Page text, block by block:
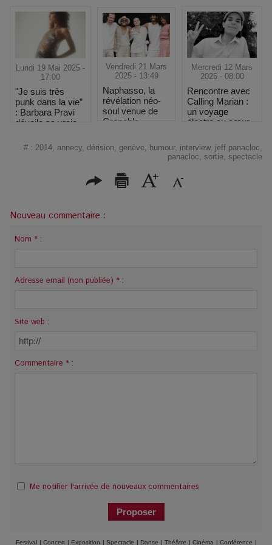
Lundi 19 Mai 2025 -
17:00
"Je suis très
punk dans la vie”
: Barbara Pravi
dévoile sa vraie
Printemps de
Bourges
Vendredi 21 Mars
2025 - 13:49
Naphasso, la
révélation néo-
soul venue de
Grenoble
Mercredi 12 Mars
2025 - 08:00
Rencontre avec
Calling Marian :
un voyage
électro au cœur
# : 2014 annecy dérision genève humour, interview, jeff panacloc
panacloc sortie spectacle
Nouveau commentaire :
Nom * :
Adresse email (non publiée) * :
Site web :
Commentaire * :
Me notifier l'arrivée de nouveaux commentaires
Festival | Concert | Exposition | Spectacle | Danse | Théâtre | Cinéma | Conférence |